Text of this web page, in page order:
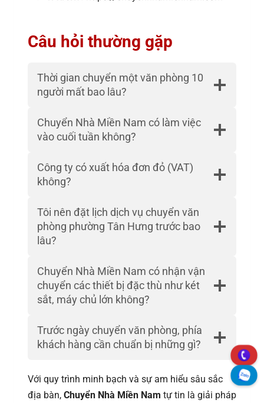
Câu hỏi thường gặp
Thời gian chuyển một văn phòng 10
người mất bao lâu?
Chuyển Nhà Miền Nam có làm việc
vào cuối tuần không?
Công ty có xuất hóa đơn đỏ (VAT)
không?
Tôi nên đặt lịch dịch vụ chuyển văn
phòng phường Tân Hưng trước bao
lâu?
Chuyển Nhà Miền Nam có nhận vận
chuyển các thiết bị đặc thù như két
sắt, máy chủ lớn không?
Trước ngày chuyển văn phòng, phía
khách hàng cần chuẩn bị những gì?
Với quy trình minh bạch và sự am hiểu sâu sắc
địa bàn, Chuyển Nhà Miền Nam tự tin là giải pháp